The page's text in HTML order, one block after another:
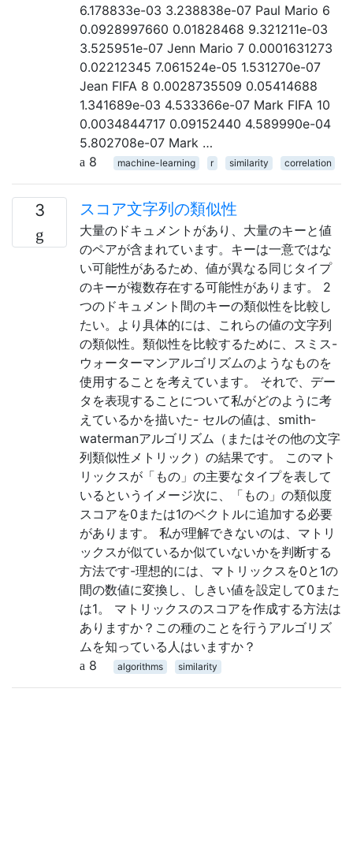
6.178833e-03 3.238838e-07 Paul Mario 6
0.0928997660 0.01828468 9.321211e-03
3.525951e-07 Jenn Mario 7 0.0001631273
0.02212345 7.061524e-05 1.531270e-07
Jean FIFA 8 0.0028735509 0.05414688
1.341689e-03 4.533366e-07 Mark FIFA 10
0.0034844717 0.09152440 4.589990e-04
5.802708e-07 Mark …
8
machine-learning r similarity correlation
3 スコア文字列の類似性
大量のドキュメントがあり、大量のキーと値
のペアが含まれています。キーは一意ではな
い可能性があるため、値が異なる同じタイプ
のキーが複数存在する可能性があります。 2
つのドキュメント間のキーの類似性を比較し
たい。より具体的には、これらの値の文字列
の類似性。類似性を比較するために、スミス-
ウォーターマンアルゴリズムのようなものを
使用することを考えています。 それで、デー
タを表現することについて私がどのように考
えているかを描いた- セルの値は、smith-
watermanアルゴリズム（またはその他の文字
列類似性メトリック）の結果です。 このマト
リックスが「もの」の主要なタイプを表して
いるというイメージ次に、「もの」の類似度
スコアを0または1のベクトルに追加する必要
があります。 私が理解できないのは、マトリ
ックスが似ているか似ていないかを判断する
方法です-理想的には、マトリックスを0と1の
間の数値に変換し、しきい値を設定して0また
は1。 マトリックスのスコアを作成する方法は
ありますか？この種のことを行うアルゴリズ
ムを知っている人はいますか？
8
algorithms similarity